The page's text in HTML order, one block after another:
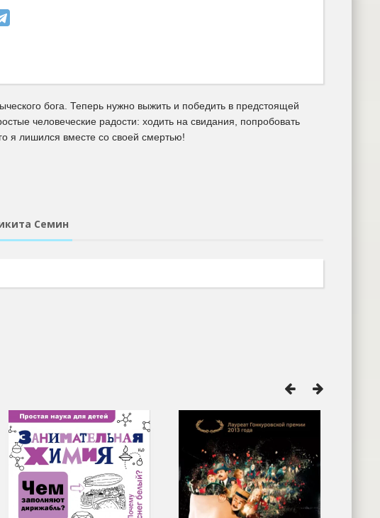
бога. Теперь нужно выжить и победить в предстоящей
человеческие радости: ходить на свидания, попробовать
я лишился вместе со своей смертью!
Семин